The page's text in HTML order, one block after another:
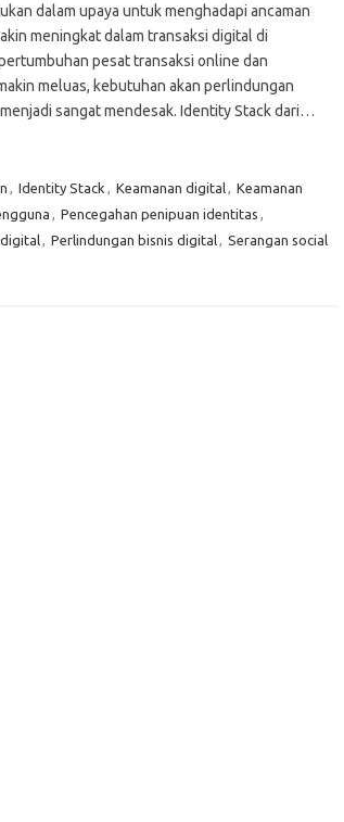
dalam upaya untuk menghadapi ancaman
meningkat dalam transaksi digital di
pesat transaksi online dan
meluas, kebutuhan akan perlindungan
sangat mendesak. Identity Stack dari…
Identity Stack Keamanan digital
Keamanan
Pencegahan penipuan identitas
Perlindungan bisnis digital
Serangan social